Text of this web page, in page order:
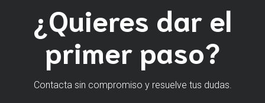
¿Quieres dar el
primer paso?
Contacta sin compromiso y resuelve tus dudas.